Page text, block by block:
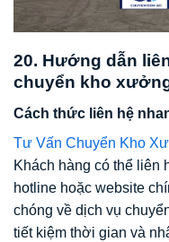
20. Hướng dẫn
chuyển kho
Cách thức liên hệ
Tư Vấn Chuyển Kho
Khách hàng có thể liên
hotline hoặc website
chóng về dịch vụ
tiết kiệm thời gian và